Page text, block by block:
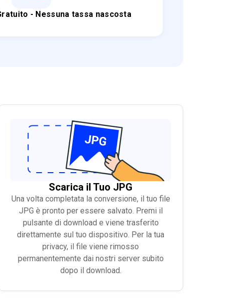
- Nessuna tassa nascosta
Scarica il Tuo JPG
Una volta completata la conversione, il tuo file
JPG è pronto per essere salvato. Premi il
pulsante di download e viene trasferito
direttamente sul tuo dispositivo. Per la tua
privacy, il file viene rimosso
permanentemente dai nostri server subito
dopo il download.